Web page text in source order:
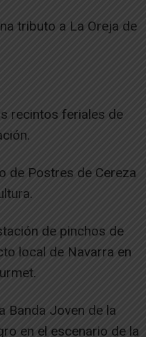
tributo a La Oreja de
recintos feriales de
de Postres de Cereza
de pinchos de
local de Navarra en
Banda Joven de la
en el escenario de la